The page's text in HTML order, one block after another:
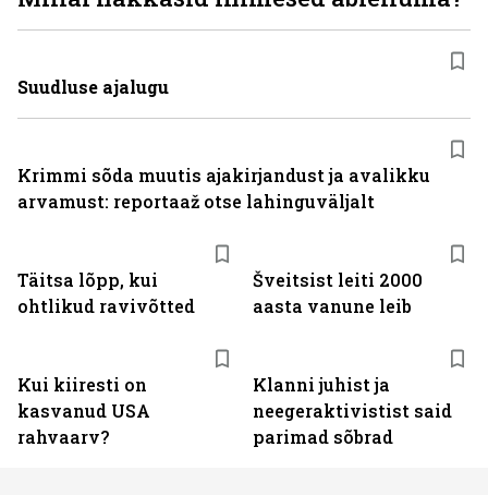
Täitsa lõpp, kui
ohtlikud ravivõtted
Šveitsist leiti 2000
aasta vanune leib
Kui kiiresti on
kasvanud USA
rahvaarv?
Klanni juhist ja
neegeraktivistist said
parimad sõbrad
Suudluse ajalugu
Krimmi sõda muutis ajakirjandust ja avalikku
arvamust: reportaaž otse lahinguväljalt